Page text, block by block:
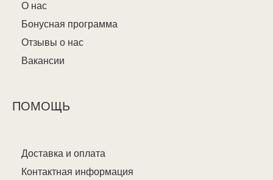
О нас
Бонусная программа
Отзывы о нас
Вакансии
ПОМОЩЬ
Доставка и оплата
Контактная информация